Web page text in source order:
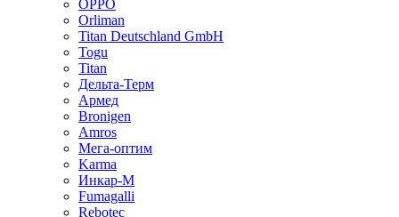
OPPO
Orliman
Titan Deutschland GmbH
Togu
Titan
Дельта-Терм
Армед
Bronigen
Amros
Мега-оптим
Karma
Инкар-М
Fumagalli
Rebotec